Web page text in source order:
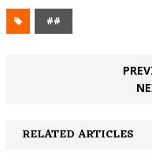
##
RELATED ARTICLES